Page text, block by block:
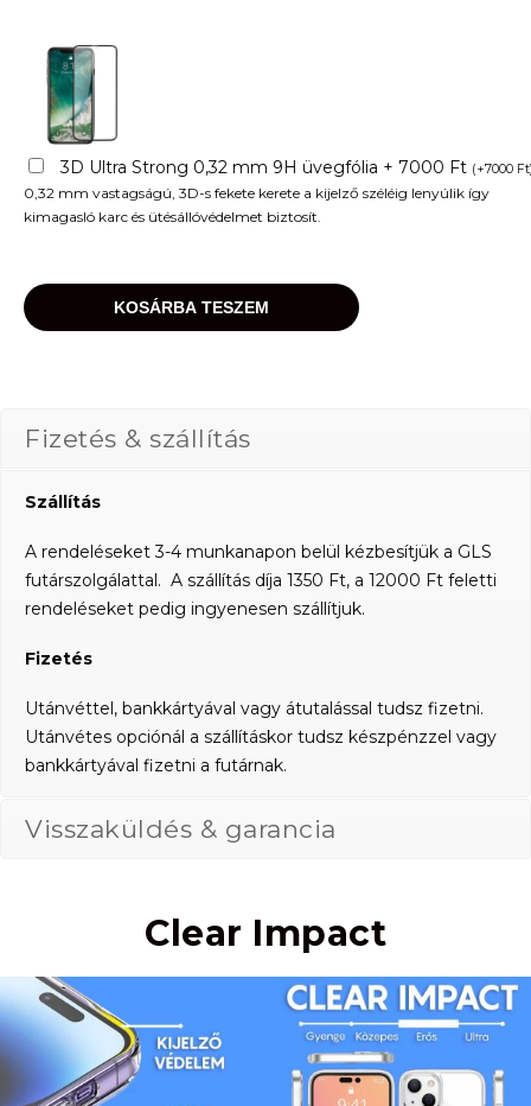
3D Ultra Strong 0,32 mm 9H üvegfólia + 7000 Ft (+7000 Ft
0,32 mm vastagságú, 3D-s fekete kerete a kijelző széléig lenyúlik így
kimagasló karc és ütésállóvédelmet biztosít.
KOSÁRBA TESZEM
Fizetés & szállítás
Szállítás
A rendeléseket 3-4 munkanapon belül kézbesítjük a GLS
futárszolgálattal. A szállítás díja 1350 Ft, a 12000 Ft feletti
rendeléseket pedig ingyenesen szállítjuk.
Fizetés
Utánvéttel, bankkártyával vagy átutalással tudsz fizetni.
Utánvétes opciónál a szállításkor tudsz készpénzzel vagy
bankkártyával fizetni a futárnak.
Visszaküldés & garancia
Clear Impact